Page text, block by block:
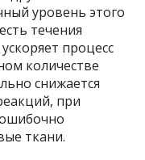
уровень этого
течения
процесс
количестве
снижается
при
ткани.